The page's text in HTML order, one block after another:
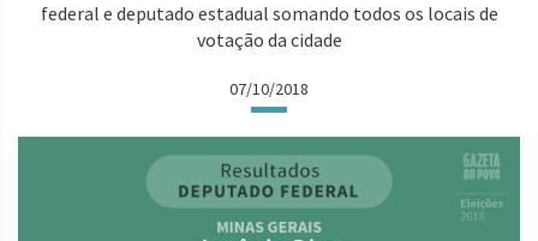
federal e deputado estadual somando todos os locais de
votação da cidade
07/10/2018